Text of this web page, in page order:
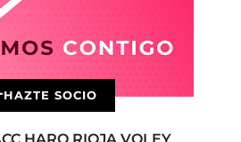
HAZTE SOCIO